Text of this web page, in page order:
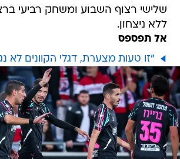
שלישי רצוף השבוע ומשחק רביעי
ללא ניצחון.
אל תפספס
"זו טעות מצערת, דגלי הקוונים לא